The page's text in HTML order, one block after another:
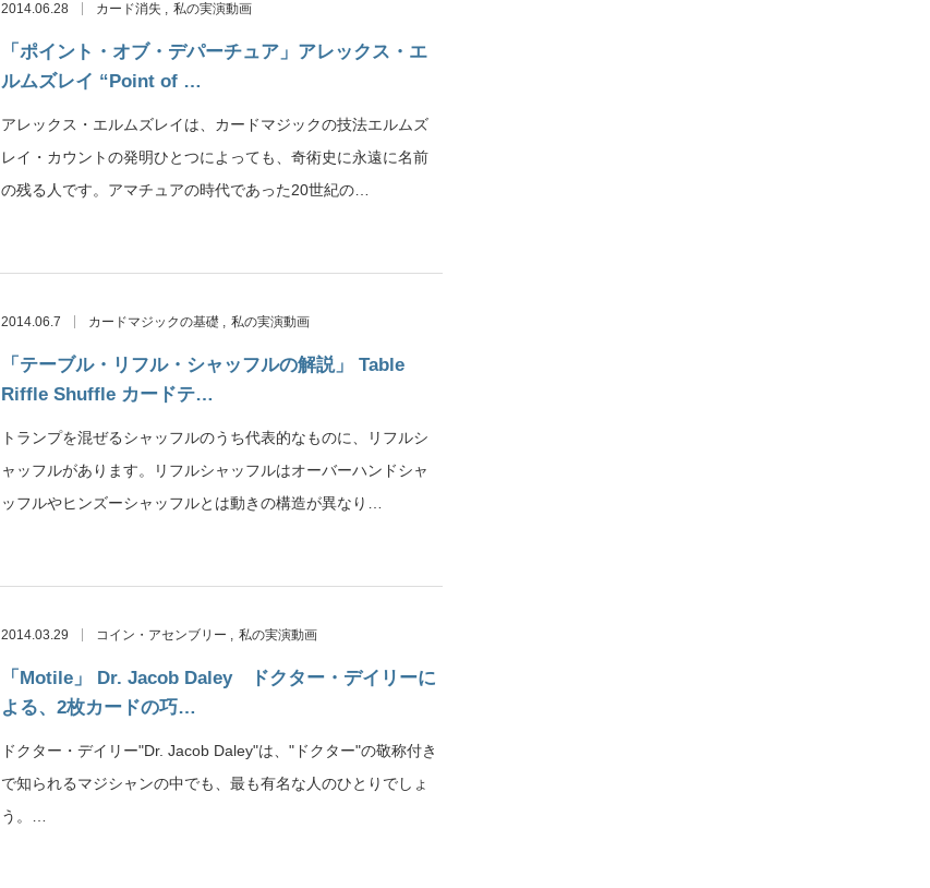
2014.06.28 カード消失 私の実演動画
「ポイント・オブ・デパーチュア」アレックス・エ
ルムズレイ “Point of …
アレックス・エルムズレイは、カードマジックの技法エルムズ
レイ・カウントの発明ひとつによっても、奇術史に永遠に名前
の残る人です。アマチュアの時代であった20世紀の…
2014.06.7 カードマジックの基礎 私の実演動画
「テーブル・リフル・シャッフルの解説」 Table
Riffle Shuffle カードテ…
トランプを混ぜるシャッフルのうち代表的なものに、リフルシ
ャッフルがあります。リフルシャッフルはオーバーハンドシャ
ッフルやヒンズーシャッフルとは動きの構造が異なり…
2014.03.29 コイン・アセンブリー 私の実演動画
「Motile」 Dr. Jacob Daley ドクター・デイリーに
よる、2枚カードの巧…
ドクター・デイリー"Dr. Jacob Daley"は、"ドクター"の敬称付き
で知られるマジシャンの中でも、最も有名な人のひとりでしょ
う。…